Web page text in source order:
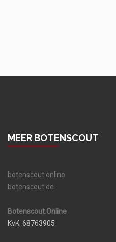
MEER BOTENSCOUT
botenscout.online
botenscout.de
Botenscout.Online
KvK: 68763905